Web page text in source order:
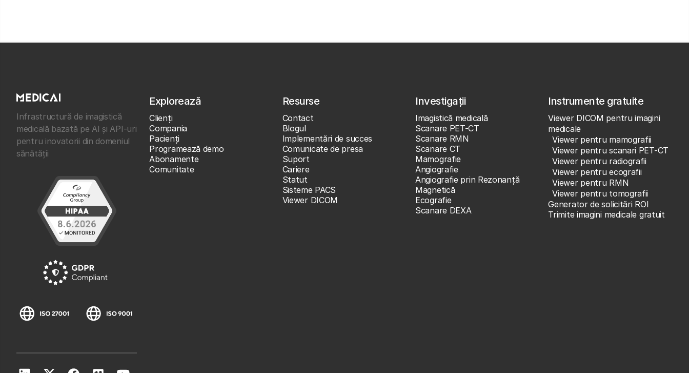
Infrastructură de imagistică
medicală bazată pe AI și API-uri
pentru inovatorii din domeniul
sănătății
Explorează
Clienţi
Compania
Pacienți
Programează demo
Abonamente
Comunitate
Resurse
Contact
Blogul
Implementări de succes
Comunicate de presa
Suport
Cariere
Statut
Sisteme PACS
Viewer DICOM
Investigații
Imagistică medicală
Scanare PET-CT
Scanare RMN
Scanare CT
Mamografie
Angiografie
Angiografie prin Rezonanță
Magnetică
Ecografie
Scanare DEXA
Instrumente gratuite
Viewer DICOM pentru imagini
medicale
Viewer pentru mamografii
Viewer pentru scanari PET-CT
Viewer pentru radiografii
Viewer pentru ecografii
Viewer pentru RMN
Viewer pentru tomografii
Generator de solicitări ROI
Trimite imagini medicale gratuit